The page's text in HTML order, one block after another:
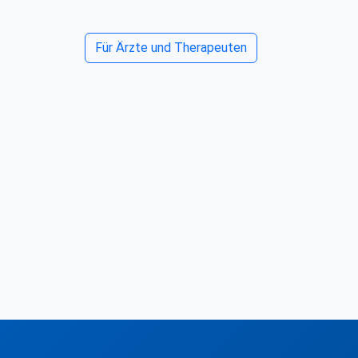
Für Ärzte und Therapeuten